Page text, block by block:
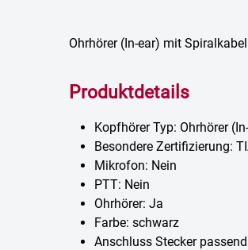
Ohrhörer (In-ear) mit
Produktdetails
Kopfhörer Typ: Ohrhörer
Besondere Zertifizierung:
Mikrofon: Nein
PTT: Nein
Ohrhörer: Ja
Farbe: schwarz
Anschluss Stecker